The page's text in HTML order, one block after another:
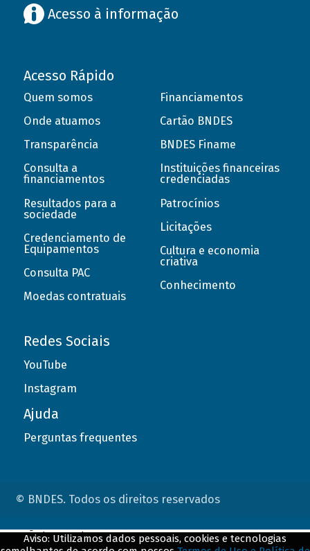
Acesso à informação
Acesso Rápido
Quem somos
Onde atuamos
Transparência
Consulta a
financiamentos
Resultados para a
sociedade
Credenciamento de
Equipamentos
Consulta PAC
Moedas contratuais
Financiamentos
Cartão BNDES
BNDES Finame
Instituições financeiras
credenciadas
Patrocínios
Licitações
Cultura e economia
criativa
Conhecimento
Redes Sociais
YouTube
Instagram
Ajuda
Perguntas frequentes
© BNDES. Todos os direitos reservados
Aviso: Utilizamos dados pessoais, cookies e tecnologias
ConteÃºdo complementar